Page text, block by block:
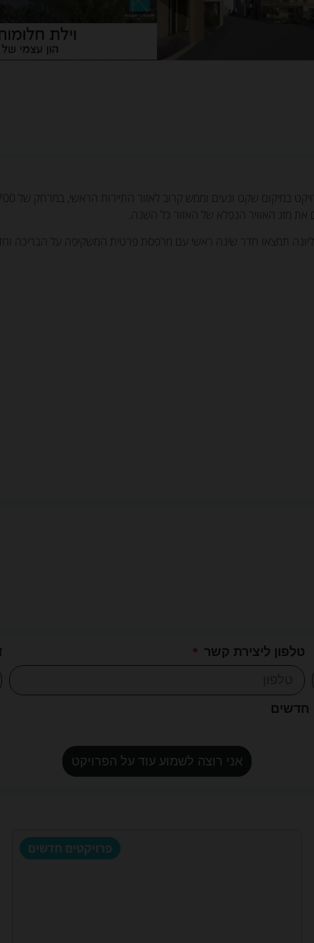
מזג האוויר הנפלא של האזור כל השנה.
תמצאו חדר שינה ראשי עם מרפסת פרטית המשקיפה על הבריכה
טלפון ליצירת קשר
חדשים
אני רוצה לשמוע עוד על הפרויקט
פרויקטים חדשים